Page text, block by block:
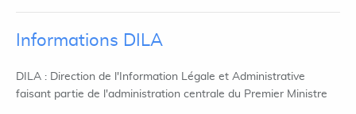
Informations DILA
DILA : Direction de l'Information Légale et Administrative
faisant partie de l'administration centrale du Premier Ministre